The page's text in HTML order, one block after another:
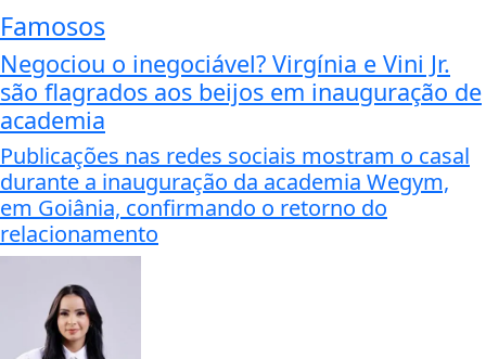
Famosos
Negociou o inegociável? Virgínia e Vini Jr.
são flagrados aos beijos em inauguração de
academia
Publicações nas redes sociais mostram o casal
durante a inauguração da academia Wegym,
em Goiânia, confirmando o retorno do
relacionamento